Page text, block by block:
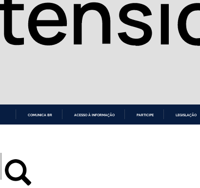
COMUNICA BR ACESSO À INFORMAÇÃO PARTICIPE LEGISLAÇÃO